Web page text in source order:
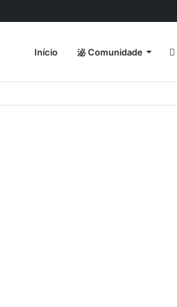
Início Comunidade